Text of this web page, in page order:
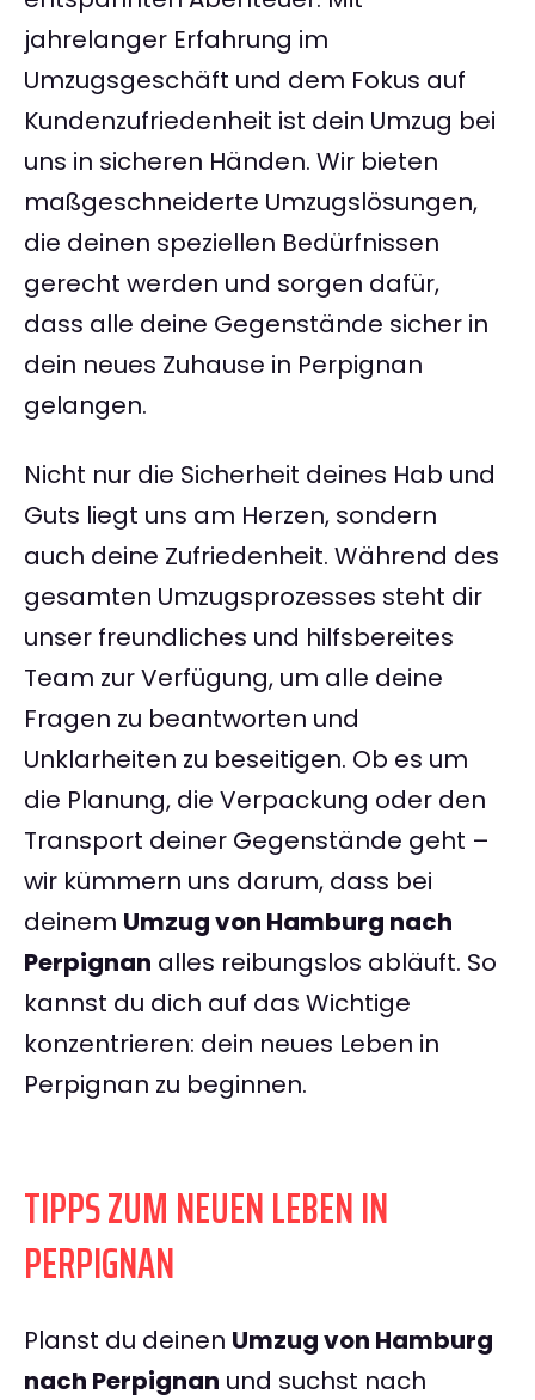
jahrelanger Erfahrung im
Umzugsgeschäft und dem Fokus auf
Kundenzufriedenheit ist dein Umzug bei
uns in sicheren Händen. Wir bieten
maßgeschneiderte Umzugslösungen,
die deinen speziellen Bedürfnissen
gerecht werden und sorgen dafür,
dass alle deine Gegenstände sicher in
dein neues Zuhause in Perpignan
gelangen.
Nicht nur die Sicherheit deines Hab und
Guts liegt uns am Herzen, sondern
auch deine Zufriedenheit. Während des
gesamten Umzugsprozesses steht dir
unser freundliches und hilfsbereites
Team zur Verfügung, um alle deine
Fragen zu beantworten und
Unklarheiten zu beseitigen. Ob es um
die Planung, die Verpackung oder den
Transport deiner Gegenstände geht –
wir kümmern uns darum, dass bei
deinem Umzug von Hamburg nach
Perpignan alles reibungslos abläuft. So
kannst du dich auf das Wichtige
konzentrieren: dein neues Leben in
Perpignan zu beginnen.
TIPPS ZUM NEUEN LEBEN IN
PERPIGNAN
Planst du deinen Umzug von Hamburg
nach Perpignan und suchst nach